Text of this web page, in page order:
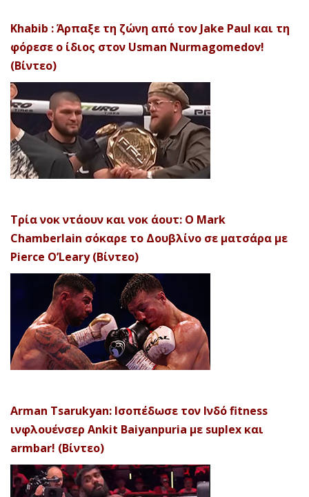
Khabib : Άρπαξε τη ζώνη από τον Jake Paul και τη
φόρεσε ο ίδιος στον Usman Nurmagomedov!
(Βίντεο)
Τρία νοκ ντάουν και νοκ άουτ: Ο Mark
Chamberlain σόκαρε το Δουβλίνο σε ματσάρα με
Pierce O’Leary (Βίντεο)
Arman Tsarukyan: Ισοπέδωσε τον Ινδό fitness
ινφλουένσερ Ankit Baiyanpuria με suplex και
armbar! (Βίντεο)